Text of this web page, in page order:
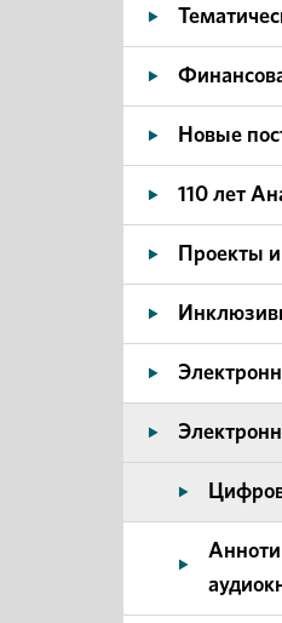
Новые
110 лет
Проекты